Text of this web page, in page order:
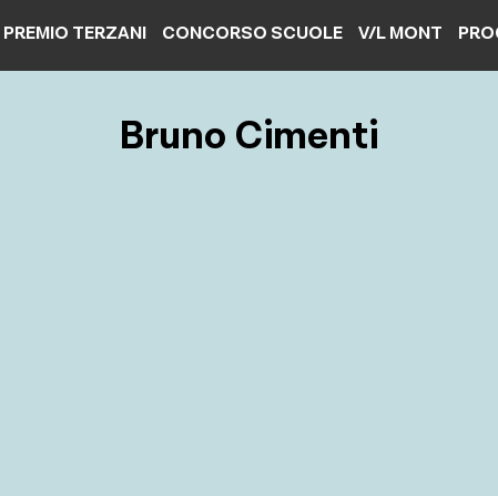
PREMIO TERZANI CONCORSO SCUOLE V/L MONT
Bruno Cimenti